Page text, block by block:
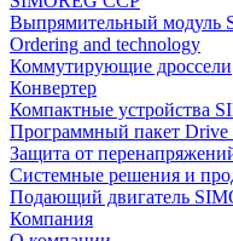
Выпрямительный модуль
Ordering and technology
Коммутирующие дроссели
Конвертер
Компактные устройства
Программный пакет Drive
Защита от
Системные решения и
Подающий двигатель
Компания